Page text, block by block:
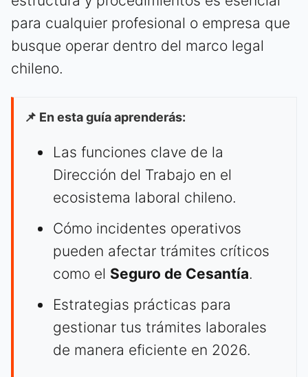
para cualquier profesional o empresa que
busque operar dentro del marco legal
chileno.
📌 En esta guía aprenderás:
Las funciones clave de la
Dirección del Trabajo en el
ecosistema laboral chileno.
Cómo incidentes operativos
pueden afectar trámites críticos
como el Seguro de Cesantía.
Estrategias prácticas para
gestionar tus trámites laborales
de manera eficiente en 2026.